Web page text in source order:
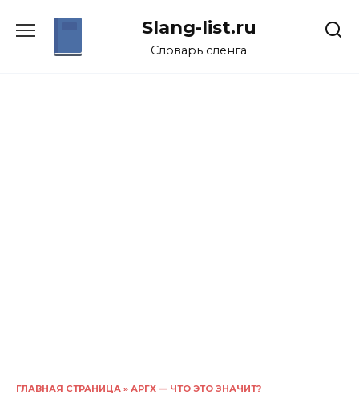
Slang-list.ru
Словарь сленга
ГЛАВНАЯ СТРАНИЦА » АРГХ — ЧТО ЭТО ЗНАЧИТ?